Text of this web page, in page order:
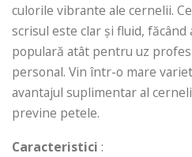
culorile vibrante ale cernelii.
scrisul este clar și fluid,
populară atât pentru uz
personal. Vin într-o mare
avantajul suplimentar al
previne petele.
Caracteristici :